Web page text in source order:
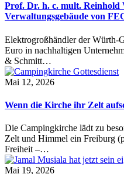
Prof. Dr. h. c. mult. Reinhold
Verwaltungsgebäude von
Elektrogroßhändler der Würth-
Euro in nachhaltigen
& Schmitt…
Mai 12, 2026
Wenn die Kirche ihr Zelt
Die Campingkirche lädt zu
Zelt und Himmel ein Freiburg
Freiheit –…
Mai 19, 2026